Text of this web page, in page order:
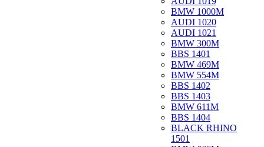
BMW 1000M
AUDI 1020
AUDI 1021
BMW 300M
BBS 1401
BMW 469M
BMW 554M
BBS 1402
BBS 1403
BMW 611M
BBS 1404
BLACK RHINO
1501